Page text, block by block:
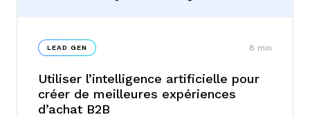
LEAD GEN 8 min
Utiliser l’intelligence artificielle pour
créer de meilleures expériences
d’achat B2B